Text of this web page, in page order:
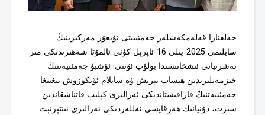
خەلقئارا قەلەمكەشلەر جەمئىيىتى ئۇيغۇر مەركىزىنىڭ
سايلىمى 2025-يىلى 16-ئاپرېل كۈنى ئالمۇتا شەھىرىدىكى مىر
نەشرىياتى ئىشخانىسىدا بولۇپ ئۆتتى. ئۇشبۇ جەمئىيەتنىڭ
خىزمەتلىرىدىن ھېساب بېرىش ۋە سايلام ئۆتكۈزۈش يىغىنغا
جەمئىيەتنىڭ قازاقىستاندىكى ئەزالىرى كېلىپ قاتناشقاندىن
سىرت، دۇنيانىڭ ھەرقايسى ئەللەردىكى ئەزالىرى ئىنتېرنېت